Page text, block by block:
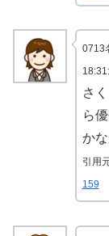
0713
さ
ら
か
引用
159